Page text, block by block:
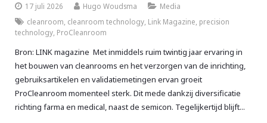
17 juli 2026 Hugo Woudsma
Media
cleanroom cleanroom technology Link Magazine precision
technology ProCleanroom
Bron: LINK magazine Met inmiddels ruim twintig jaar ervaring in
het bouwen van cleanrooms en het verzorgen van de inrichting,
gebruiksartikelen en validatiemetingen ervan groeit
ProCleanroom momenteel sterk. Dit mede dankzij diversificatie
richting farma en medical, naast de semicon. Tegelijkertijd blijft...